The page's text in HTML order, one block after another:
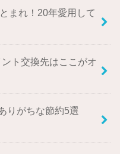
まれ！20年愛用して
ト交換先はここがオ
りがちな節約5選